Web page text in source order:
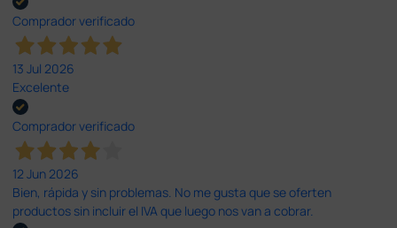
Comprador verificado
13 Jul 2026
Excelente
Comprador verificado
12 Jun 2026
Bien, rápida y sin problemas. No me gusta que se oferten
productos sin incluir el IVA que luego nos van a cobrar.